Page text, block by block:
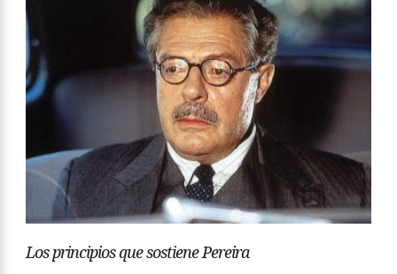
Los principios que sostiene Pereira